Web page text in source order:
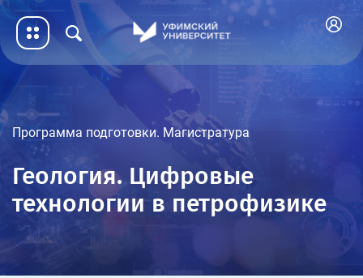
Программа подготовки. Магистратура
Геология. Цифровые
технологии в петрофизике